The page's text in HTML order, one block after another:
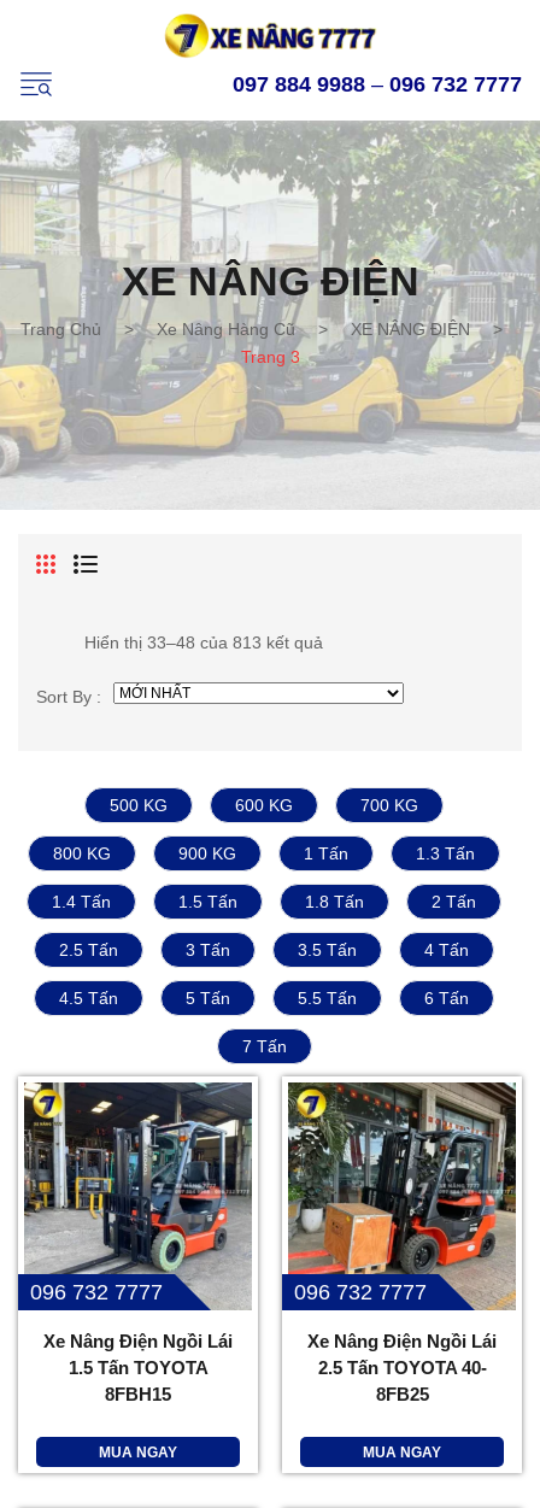
097 884 9988 – 096 732 7777
XE NÂNG ĐIỆN
Trang Chủ > Xe Nâng Hàng Cũ > XE NÂNG ĐIỆN
>
Trang 3
Hiển thị 33–48 của 813 kết quả
Sort By :
500 KG 600 KG 700 KG
800 KG 900 KG 1 Tấn 1.3 Tấn
1.4 Tấn 1.5 Tấn 1.8 Tấn 2 Tấn
2.5 Tấn 3 Tấn 3.5 Tấn 4 Tấn
4.5 Tấn 5 Tấn 5.5 Tấn 6 Tấn
7 Tấn
096 732 7777
Xe Nâng Điện Ngồi Lái
1.5 Tấn TOYOTA
8FBH15
MUA NGAY
096 732 7777
Xe Nâng Điện Ngồi Lái
2.5 Tấn TOYOTA 40-
8FB25
MUA NGAY